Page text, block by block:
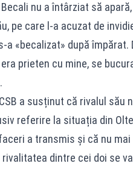
nu a întârziat să
pe care l-a acuzat de
a «becalizat» după
prieten cu mine, se
a susținut că rivalul său
referire la situația din
a transmis și că nu
dintre cei doi se